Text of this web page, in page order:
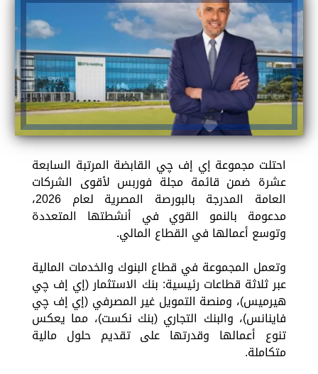
احتلت مجموعة إي إف چي القابضة المرتبة السابعة
عشرة ضمن قائمة مجلة فوربس لأقوى الشركات
العامة المدرجة بالبورصة المصرية لعام 2026،
مدعومة بالنمو القوي في أنشطتها المتعددة
وتوسع أعمالها في القطاع المالي.
وتعمل المجموعة في قطاع البنوك والخدمات المالية
عبر ثلاثة قطاعات رئيسية: بنك الاستثمار (إي إف چي
هيرميس)، ومنصة التمويل غير المصرفي (إي إف چي
فاينانس)، والبنك التجاري (بنك نكست)، مما يعكس
تنوع أعمالها وقدرتها على تقديم حلول مالية
متكاملة.